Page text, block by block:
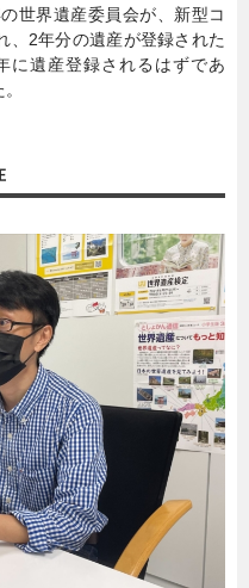
世界遺産委員会が、新型コ
、2年分の遺産が登録された
に遺産登録されるはずであ